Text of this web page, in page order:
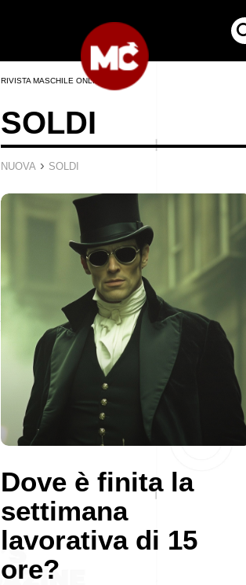
RIVISTA MASCHILE ONLINE
SOLDI
NUOVA › SOLDI
Dove è finita la
settimana
lavorativa di 15
ore?